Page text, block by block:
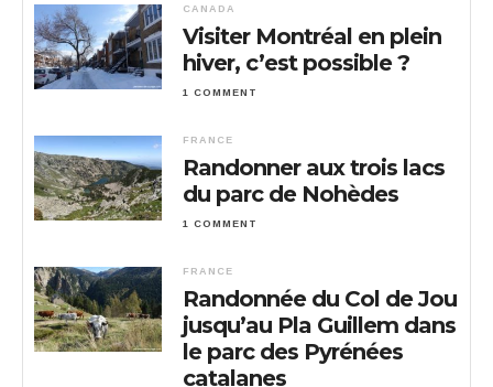
CANADA
Visiter Montréal en plein
hiver, c’est possible ?
1 COMMENT
FRANCE
Randonner aux trois lacs
du parc de Nohèdes
1 COMMENT
FRANCE
Randonnée du Col de Jou
jusqu’au Pla Guillem dans
le parc des Pyrénées
catalanes